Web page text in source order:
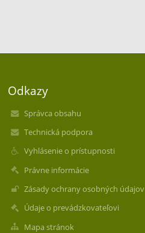
Odkazy
Správca obsahu
Technická podpora
Vyhlásenie o prístupnosti
Právne informácie
Zásady ochrany osobných údajov
Údaje o prevádzkovateľovi
Mapa stránok